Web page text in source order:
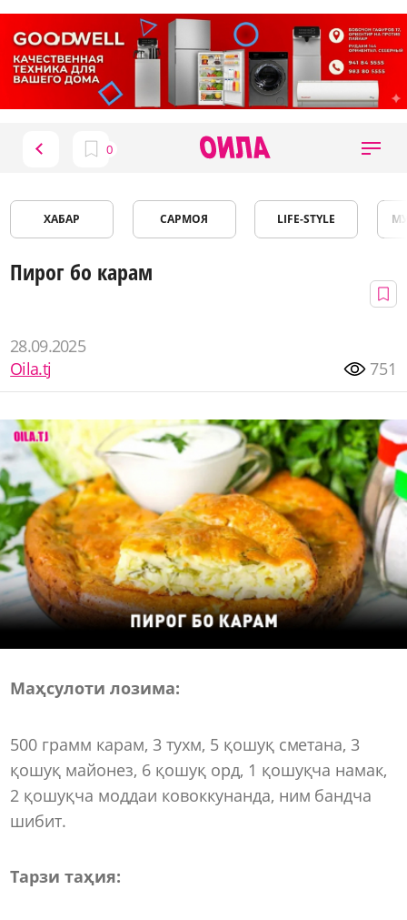
ХАБАР САРМОЯ LIFE-STYLE
Пирог бо карам
28.09.2025
Oila.tj
751
Маҳсулоти лозима:
500 грамм карам, 3 тухм, 5 қошуқ сметана, 3
қошуқ майонез, 6 қошуқ орд, 1 қошуқча намак,
2 қошуқча моддаи ковоккунанда, ним бандча
шибит.
Тарзи таҳия: